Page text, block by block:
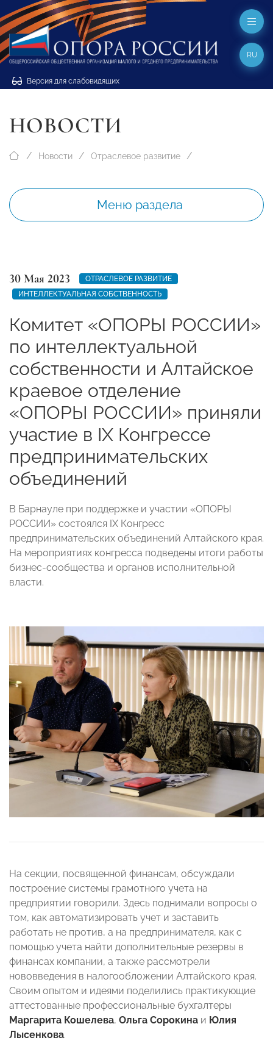
Версия для слабовидящих
RU
НОВОСТИ
Новости Отраслевое развитие
Меню раздела
30 Мая 2023
ОТРАСЛЕВОЕ РАЗВИТИЕ
ИНТЕЛЛЕКТУАЛЬНАЯ СОБСТВЕННОСТЬ
Комитет «ОПОРЫ РОССИИ»
по интеллектуальной
собственности и Алтайское
краевое отделение
«ОПОРЫ РОССИИ» приняли
участие в IX Конгрессе
предпринимательских
объединений
В Барнауле при поддержке и участии «ОПОРЫ
РОССИИ» состоялся IX Конгресс
предпринимательских объединений Алтайского края.
На мероприятиях конгресса подведены итоги работы
бизнес-сообщества и органов исполнительной
власти.
На секции, посвященной финансам, обсуждали
построение системы грамотного учета на
предприятии говорили. Здесь поднимали вопросы о
том, как автоматизировать учет и заставить
работать не против, а на предпринимателя, как с
помощью учета найти дополнительные резервы в
финансах компании, а также рассмотрели
нововведения в налогообложении Алтайского края.
Своим опытом и идеями поделились практикующие
аттестованные профессиональные бухгалтеры
Маргарита Кошелева, Ольга Сорокина и Юлия
Лысенкова.